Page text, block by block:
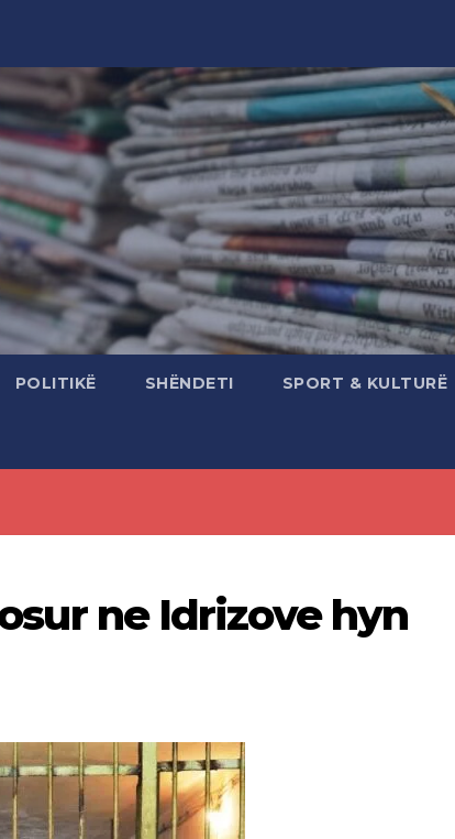
POLITIKË SHËNDETI SPORT & KULTURË
ne Idrizove hyn